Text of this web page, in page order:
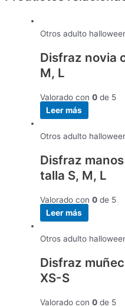
Otros adulto
Disfraz novia
M, L
Valorado con 0 de 5
Leer más
Otros adulto
Disfraz
talla S, M, L
Valorado con 0 de 5
Leer más
Otros adulto
Disfraz
XS-S
Valorado con 0 de 5